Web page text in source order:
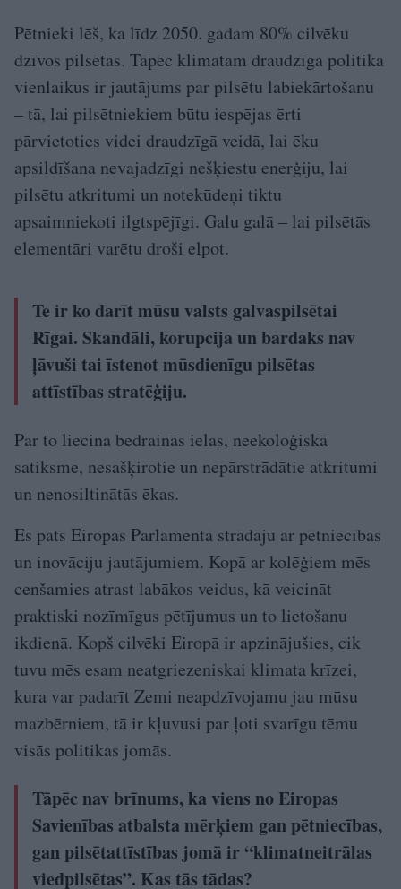
Pētnieki lēš, ka līdz 2050. gadam 80% cilvēku
dzīvos pilsētās. Tāpēc klimatam draudzīga politika
vienlaikus ir jautājums par pilsētu labiekārtošanu
– tā, lai pilsētniekiem būtu iespējas ērti
pārvietoties videi draudzīgā veidā, lai ēku
apsildīšana nevajadzīgi nešķiestu enerģiju, lai
pilsētu atkritumi un notekūdeņi tiktu
apsaimniekoti ilgtspējīgi. Galu galā – lai pilsētās
elementāri varētu droši elpot.
Te ir ko darīt mūsu valsts galvaspilsētai
Rīgai. Skandāli, korupcija un bardaks nav
ļāvuši tai īstenot mūsdienīgu pilsētas
attīstības stratēģiju.
Par to liecina bedrainās ielas, neekoloģiskā
satiksme, nesašķirotie un nepārstrādātie atkritumi
un nenosiltinātās ēkas.
Es pats Eiropas Parlamentā strādāju ar pētniecības
un inovāciju jautājumiem. Kopā ar kolēģiem mēs
cenšamies atrast labākos veidus, kā veicināt
praktiski nozīmīgus pētījumus un to lietošanu
ikdienā. Kopš cilvēki Eiropā ir apzinājušies, cik
tuvu mēs esam neatgriezeniskai klimata krīzei,
kura var padarīt Zemi neapdzīvojamu jau mūsu
mazbērniem, tā ir kļuvusi par ļoti svarīgu tēmu
visās politikas jomās.
Tāpēc nav brīnums, ka viens no Eiropas
Savienības atbalsta mērķiem gan pētniecības,
gan pilsētattīstības jomā ir “klimatneitrālas
viedpilsētas”. Kas tās tādas?